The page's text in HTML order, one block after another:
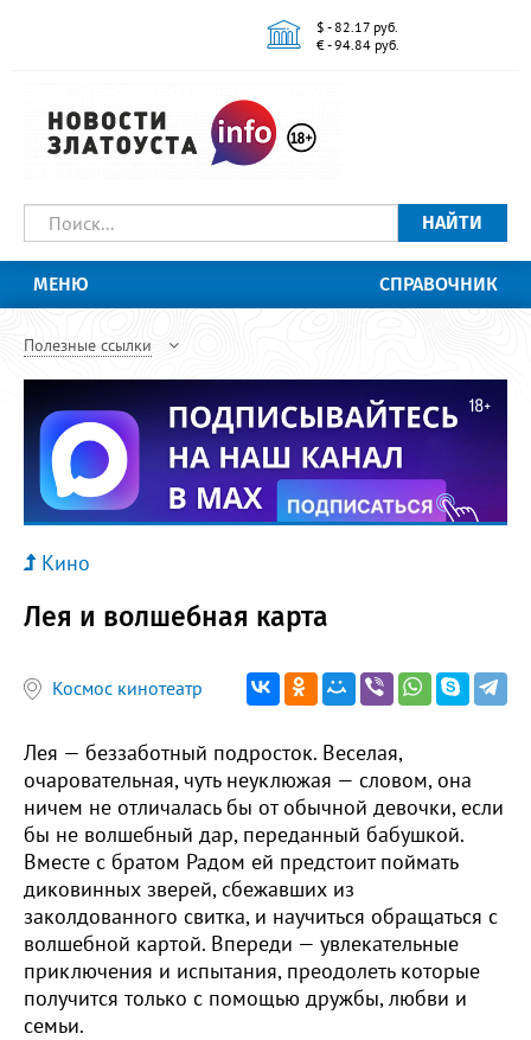
$ - 82.17 руб.
€ - 94.84 руб.
НАЙТИ
МЕНЮ СПРАВОЧНИК
Полезные ссылки
Кино
Лея и волшебная карта
Космос кинотеатр
Лея — беззаботный подросток. Веселая,
очаровательная, чуть неуклюжая — словом, она
ничем не отличалась бы от обычной девочки, если
бы не волшебный дар, переданный бабушкой.
Вместе с братом Радом ей предстоит поймать
диковинных зверей, сбежавших из
заколдованного свитка, и научиться обращаться с
волшебной картой. Впереди — увлекательные
приключения и испытания, преодолеть которые
получится только с помощью дружбы, любви и
семьи.